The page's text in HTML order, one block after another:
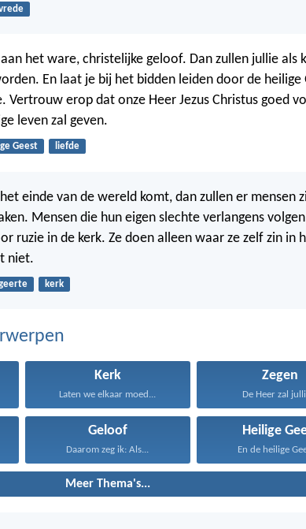
het ware, christelijke geloof. Dan zullen jullie als
En laat je bij het bidden leiden door de heilige
Vertrouw erop dat onze Heer Jezus Christus goed
leven zal geven.
Geest liefde
einde van de wereld komt, dan zullen er mensen
Mensen die hun eigen slechte verlangens
ruzie in de kerk. Ze doen alleen waar ze zelf zin in
niet.
kerk
Kerk
Laten we elkaar moed...
Zegen
De Heer zal
Geloof
Daarom zeg ik: Als...
Heilige
En de heilige
Meer Thema's...